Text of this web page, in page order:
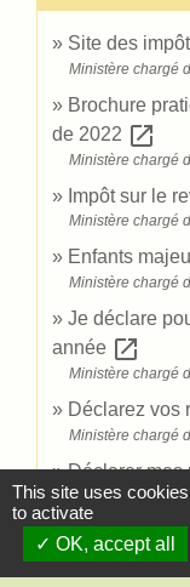
Site des
Ministère chargé
Brochure
de 2022 open_in_new
Ministère chargé
Impôt sur le
Ministère chargé
Enfants
Ministère chargé
Je déclare
année open_in_new
Ministère chargé
Déclarez vos
Ministère chargé
Déclarer
Ministère chargé
This site uses
to activate
OK, accept all